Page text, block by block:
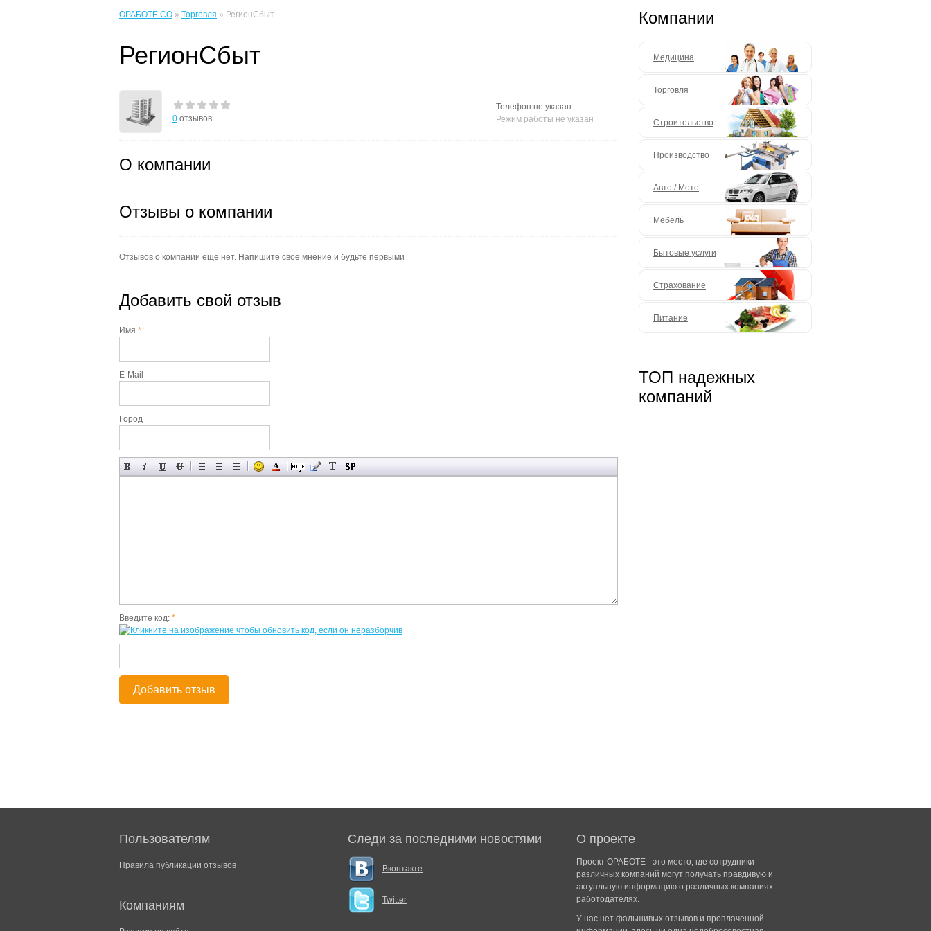
ОРАБОТЕ.CO » Торговля » РегионСбыт
РегионСбыт
0 отзывов
Телефон не указан
Режим работы не указан
О компании
Отзывы о компании
Отзывов о компании еще нет. Напишите свое мнение и будьте первыми
Добавить свой отзыв
Имя *
E-Mail
Город
Введите код: *
Добавить отзыв
Компании
Медицина
Торговля
Строительство
Производство
Авто / Мото
Мебель
Бытовые услуги
Страхование
Питание
ТОП надежных
компаний
Пользователям
Правила публикации отзывов
Компаниям
Следи за последними новостями
Вконтакте
Twitter
О проекте
Проект ОРАБОТЕ - это место, где сотрудники
различных компаний могут получать правдивую и
актуальную информацию о различных компаниях -
работодателях.
У нас нет фальшивых отзывов и проплаченной